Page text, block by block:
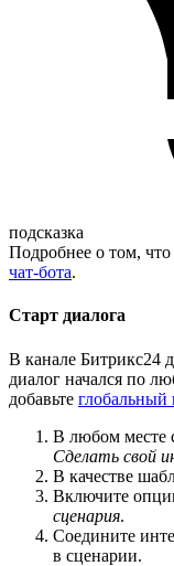
подсказка
Подробнее о том, что
чат-бота.
Старт диалога
В канале Битрикс24
диалог начался по
добавьте глобальный
В любом месте
Сделать свой
В качестве
Включите
сценария.
Соедините
в сценарии.